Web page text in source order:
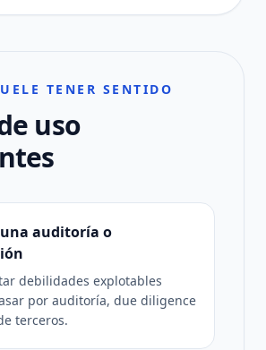
TENER SENTIDO
uso
auditoría o
debilidades explotables
por auditoría, due diligence
terceros.